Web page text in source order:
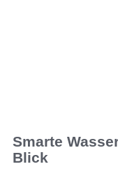
Smarte
Blick